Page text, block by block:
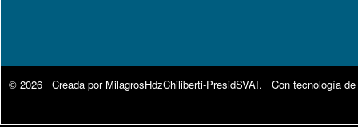
© 2026 Creada por MilagrosHdzChiliberti-PresidSVAI. Con tecnología de